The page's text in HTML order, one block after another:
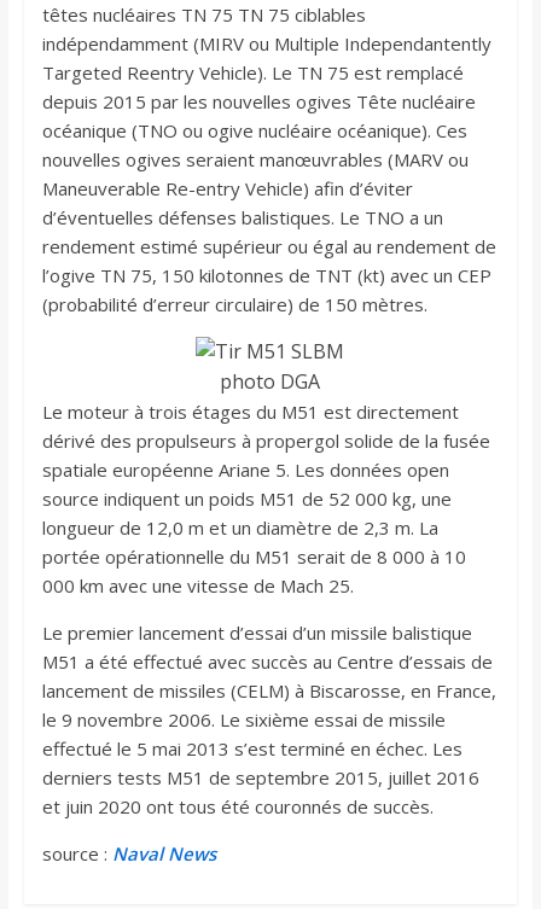
têtes nucléaires TN 75 TN 75 ciblables
indépendamment (MIRV ou Multiple Independantently
Targeted Reentry Vehicle). Le TN 75 est remplacé
depuis 2015 par les nouvelles ogives Tête nucléaire
océanique (TNO ou ogive nucléaire océanique). Ces
nouvelles ogives seraient manœuvrables (MARV ou
Maneuverable Re-entry Vehicle) afin d’éviter
d’éventuelles défenses balistiques. Le TNO a un
rendement estimé supérieur ou égal au rendement de
l’ogive TN 75, 150 kilotonnes de TNT (kt) avec un CEP
(probabilité d’erreur circulaire) de 150 mètres.
photo DGA
Le moteur à trois étages du M51 est directement
dérivé des propulseurs à propergol solide de la fusée
spatiale européenne Ariane 5. Les données open
source indiquent un poids M51 de 52 000 kg, une
longueur de 12,0 m et un diamètre de 2,3 m. La
portée opérationnelle du M51 serait de 8 000 à 10
000 km avec une vitesse de Mach 25.
Le premier lancement d’essai d’un missile balistique
M51 a été effectué avec succès au Centre d’essais de
lancement de missiles (CELM) à Biscarosse, en France,
le 9 novembre 2006. Le sixième essai de missile
effectué le 5 mai 2013 s’est terminé en échec. Les
derniers tests M51 de septembre 2015, juillet 2016
et juin 2020 ont tous été couronnés de succès.
source : Naval News